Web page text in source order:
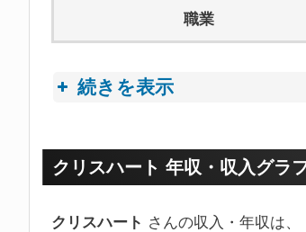
職業
続きを表示
プロフィールトピック
クリスハート 年収・収入グラ
クリスハート さんの収入・年収は、